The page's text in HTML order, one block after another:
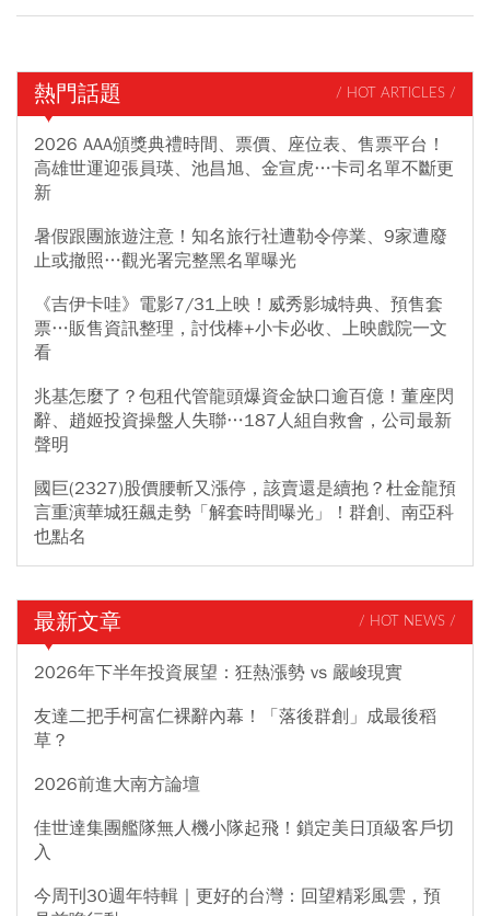
熱門話題 / HOT ARTICLES /
2026 AAA頒獎典禮時間、票價、座位表、售票平台！
高雄世運迎張員瑛、池昌旭、金宣虎…卡司名單不斷更
新
暑假跟團旅遊注意！知名旅行社遭勒令停業、9家遭廢
止或撤照…觀光署完整黑名單曝光
《吉伊卡哇》電影7/31上映！威秀影城特典、預售套
票…販售資訊整理，討伐棒+小卡必收、上映戲院一文
看
兆基怎麼了？包租代管龍頭爆資金缺口逾百億！董座閃
辭、趙姬投資操盤人失聯…187人組自救會，公司最新
聲明
國巨(2327)股價腰斬又漲停，該賣還是續抱？杜金龍預
言重演華城狂飆走勢「解套時間曝光」！群創、南亞科
也點名
最新文章 / HOT NEWS /
2026年下半年投資展望：狂熱漲勢 vs 嚴峻現實
友達二把手柯富仁裸辭內幕！「落後群創」成最後稻
草？
2026前進大南方論壇
佳世達集團艦隊無人機小隊起飛！鎖定美日頂級客戶切
入
今周刊30週年特輯｜更好的台灣：回望精彩風雲，預